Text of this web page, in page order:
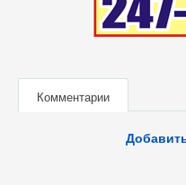
Комментарии